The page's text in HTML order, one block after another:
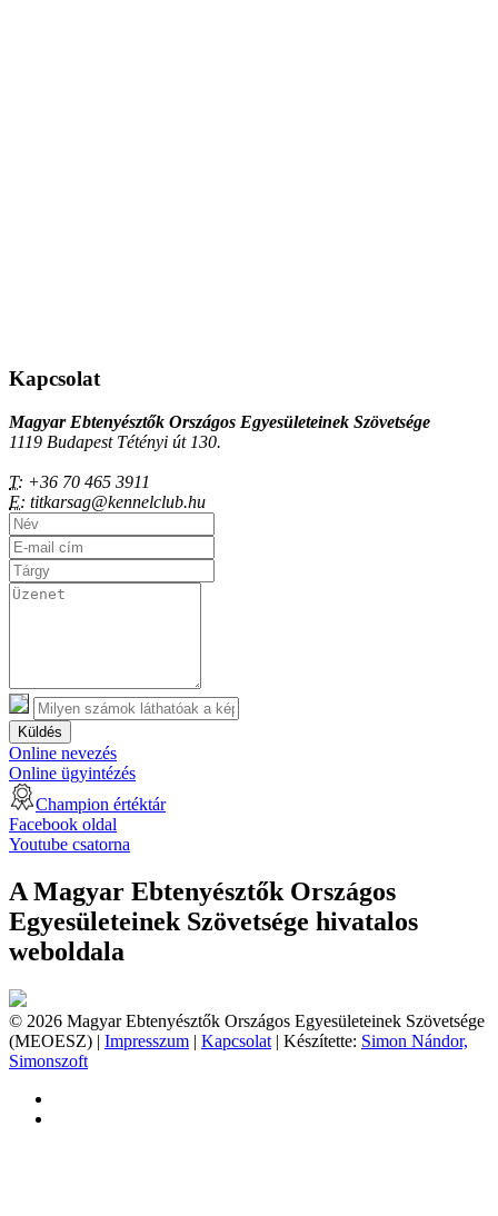
Kapcsolat
Magyar Ebtenyésztők Országos Egyesületeinek Szövetsége
1119 Budapest Tétényi út 130.
T: +36 70 465 3911
E: titkarsag@kennelclub.hu
Küldés
Online nevezés
Online ügyintézés
Champion értéktár
Facebook oldal
Youtube csatorna
A Magyar Ebtenyésztők Országos
Egyesületeinek Szövetsége hivatalos
weboldala
© 2026 Magyar Ebtenyésztők Országos Egyesületeinek Szövetsége
(MEOESZ) | Impresszum | Kapcsolat | Készítette: Simon Nándor,
Simonszoft